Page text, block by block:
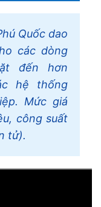
Quốc dao
các dòng
đến hơn
hệ thống
Mức giá
công suất
tử).